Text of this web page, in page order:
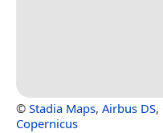
© Stadia Maps, Airbus DS,
Copernicus